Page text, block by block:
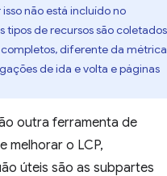
não está incluído no
tipos de recursos são coletados
diferente da métrica
de ida e volta e páginas
outra ferramenta de
melhorar o LCP,
úteis são as subpartes